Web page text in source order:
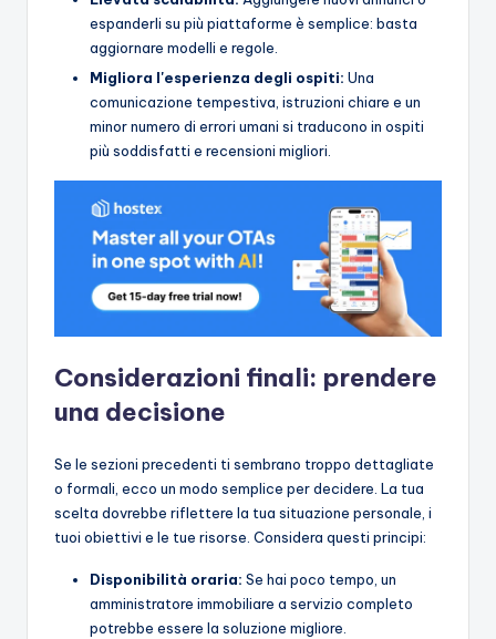
espanderli su più piattaforme è semplice: basta
aggiornare modelli e regole.
Migliora l'esperienza degli ospiti: Una
comunicazione tempestiva, istruzioni chiare e un
minor numero di errori umani si traducono in ospiti
più soddisfatti e recensioni migliori.
Considerazioni finali: prendere
una decisione
Se le sezioni precedenti ti sembrano troppo dettagliate
o formali, ecco un modo semplice per decidere. La tua
scelta dovrebbe riflettere la tua situazione personale, i
tuoi obiettivi e le tue risorse. Considera questi principi:
Disponibilità oraria: Se hai poco tempo, un
amministratore immobiliare a servizio completo
potrebbe essere la soluzione migliore.